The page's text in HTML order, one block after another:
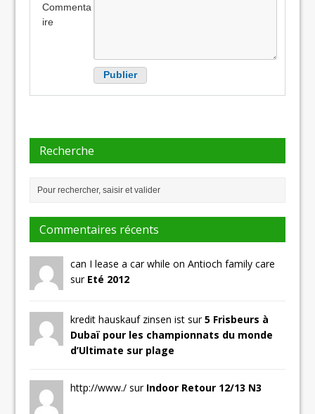
Commenta
ire
Recherche
Commentaires récents
can I lease a car while on Antioch family care
sur Eté 2012
kredit hauskauf zinsen ist sur5 Frisbeurs à
Dubaï pour les championnats du monde
d’Ultimate sur plage
http://www./ sur Indoor Retour 12/13 N3